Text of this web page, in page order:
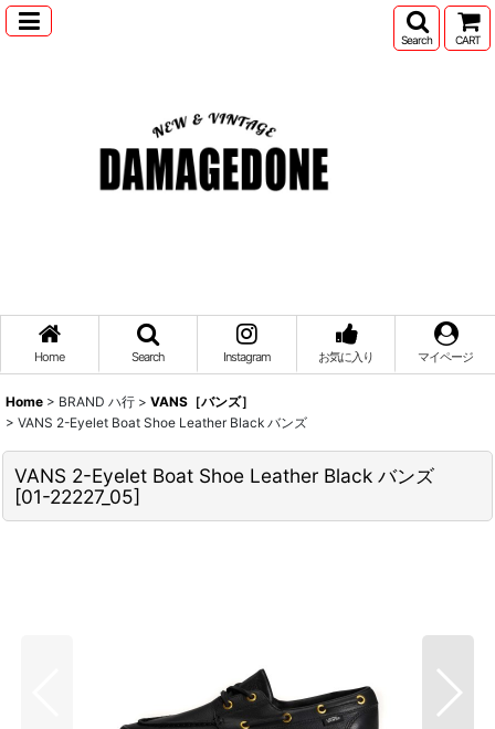
Search CART
Home Search Instagram お気に入り マイページ
Home > BRAND ハ行 > VANS［バンズ］
> VANS 2-Eyelet Boat Shoe Leather Black バンズ
VANS 2-Eyelet Boat Shoe Leather Black バンズ
[01-22227_05]